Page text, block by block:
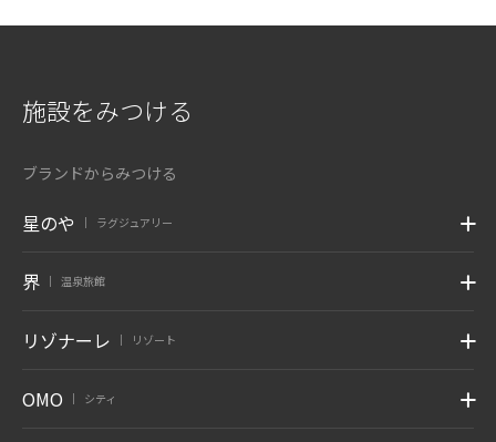
施設をみつける
ブランドからみつける
星のや ラグジュアリー
界 温泉旅館
リゾナーレ リゾート
OMO シティ